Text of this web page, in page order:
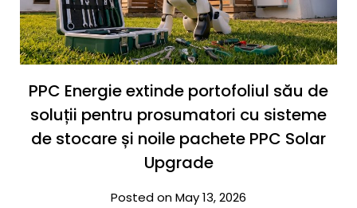
PPC Energie extinde portofoliul său de
soluții pentru prosumatori cu sisteme
de stocare și noile pachete PPC Solar
Upgrade
Posted on May 13, 2026